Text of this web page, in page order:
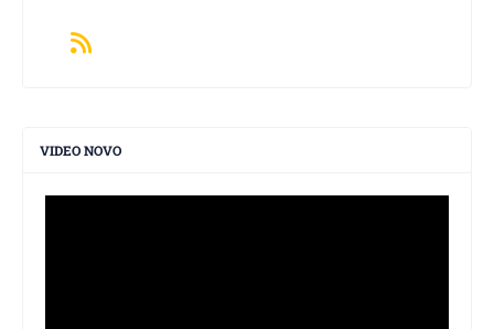
VIDEO NOVO